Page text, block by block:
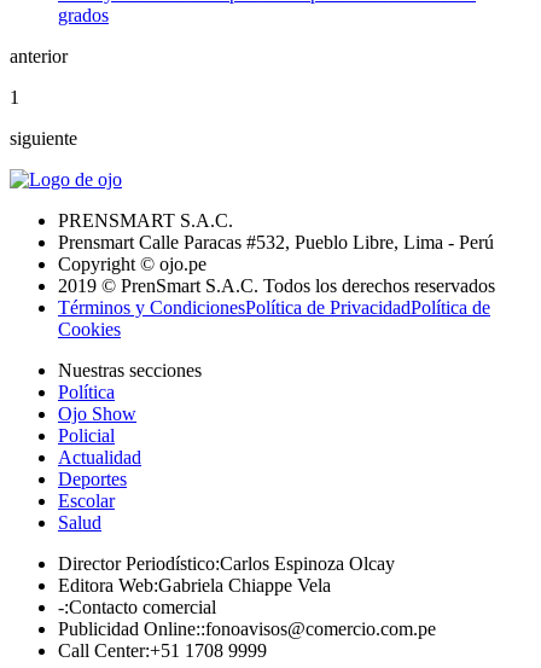
anterior
1
siguiente
PRENSMART S.A.C.
Prensmart Calle Paracas #532, Pueblo Libre, Lima - Perú
Copyright © ojo.pe
2019 © PrenSmart S.A.C. Todos los derechos reservados
Términos y CondicionesPolítica de PrivacidadPolítica de
Cookies
Nuestras secciones
Política
Ojo Show
Policial
Actualidad
Deportes
Escolar
Salud
Director Periodístico:Carlos Espinoza Olcay
Editora Web:Gabriela Chiappe Vela
-:Contacto comercial
Publicidad Online::fonoavisos@comercio.com.pe
Call Center:+51 1708 9999